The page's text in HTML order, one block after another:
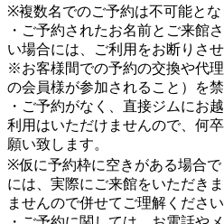
※複数名でのご予約は不可能とな
・ご予約されたお名前とご来館
い場合には、ご利用をお断りさ
※お客様間での予約の交換や代
の会員様が参加されること）を禁
・ご予約がなく、直接ジムにお
利用はいただけませんので、何
願い致します。
※仮に予約枠に空きがある場合
には、実際にご来館をいただき
ませんので併せてご理解ください